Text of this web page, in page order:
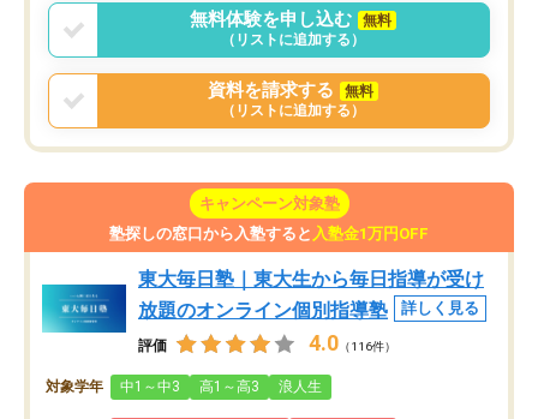
無料体験を申し込む
無料
（リストに追加する）
資料を請求する
無料
（リストに追加する）
キャンペーン対象塾
塾探しの窓口から入塾すると 入塾金1万円OFF
東大毎日塾｜東大生から毎日指導が受け
放題のオンライン個別指導塾
詳しく見る
評価 4.0 （116件）
対象学年 中1～中3 高1～高3 浪人生